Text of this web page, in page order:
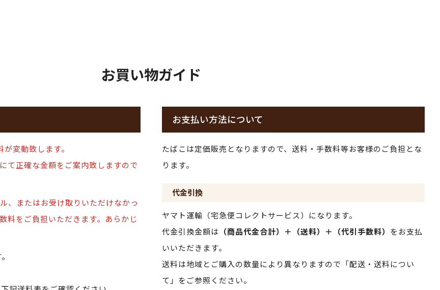
お買い物ガイド
変動致します。
て正確な金額をご案内致しますので
、またはお受け取りいただけなかっ
料をご負担いただきます。 あらかじ
お支払い方法について
たばこは定価販売となりますので、送料・手数料等お客様のご負担とな
ります。
代金引換
ヤマト運輸（宅急便コレクトサービス）になります。
代金引換金額は （商品代金合計）＋（送料）＋（代引手数料） をお支払
いいただきます。
送料は地域とご購入の数量により異なりますので「配送・送料につい
て」をご参照ください。